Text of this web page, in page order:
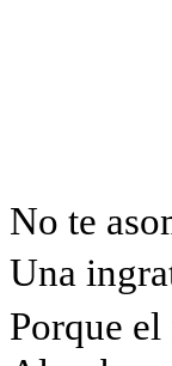
No te
Una
Porque